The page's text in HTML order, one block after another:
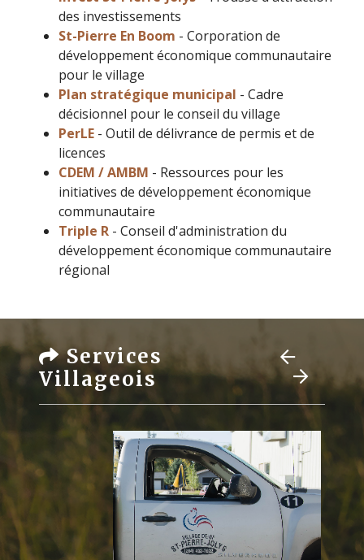
des investissements
St-Pierre En Boom - Corporation de
développement économique communautaire
pour le village
Plan stratégique municipal - Cadre
décisionnel pour le conseil du village
PerLE - Outil de délivrance de permis et de
licences
CDEM / AMBM - Ressources pour les
initiatives de développement économique
communautaire
Triple R - Conseil d'administration du
développement économique communautaire
régional
Services
Villageois